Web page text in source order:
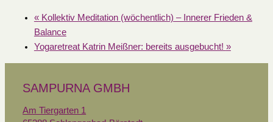
«Kollektiv Meditation (wöchentlich) – Innerer Frieden &
Balance
Yogaretreat Katrin Meißner: bereits ausgebucht! »
SAMPURNA GMBH
Am Tiergarten 1